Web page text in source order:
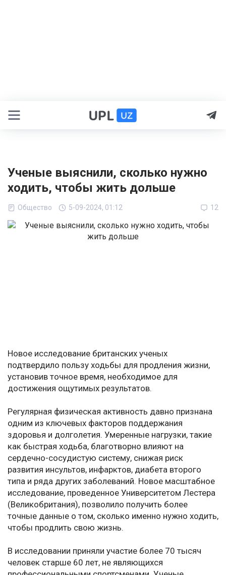
Ученые выяснили, сколько нужно
ходить, чтобы жить дольше
Общество 5-09-2024, 01:12 12
Новое исследование британских ученых
подтвердило пользу ходьбы для продления жизни,
установив точное время, необходимое для
достижения ощутимых результатов.
Регулярная физическая активность давно признана
одним из ключевых факторов поддержания
здоровья и долголетия. Умеренные нагрузки, такие
как быстрая ходьба, благотворно влияют на
сердечно-сосудистую систему, снижая риск
развития инсультов, инфарктов, диабета второго
типа и ряда других заболеваний. Новое масштабное
исследование, проведенное Университетом Лестера
(Великобритания), позволило получить более
точные данные о том, сколько именно нужно ходить,
чтобы продлить свою жизнь.
В исследовании приняли участие более 70 тысяч
человек старше 60 лет, не являющихся